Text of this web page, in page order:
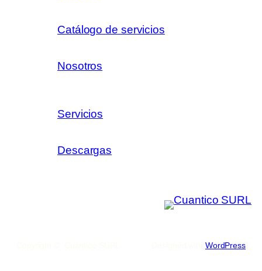
Catálogo de servicios
Nosotros
Servicios
Descargas
WordPress